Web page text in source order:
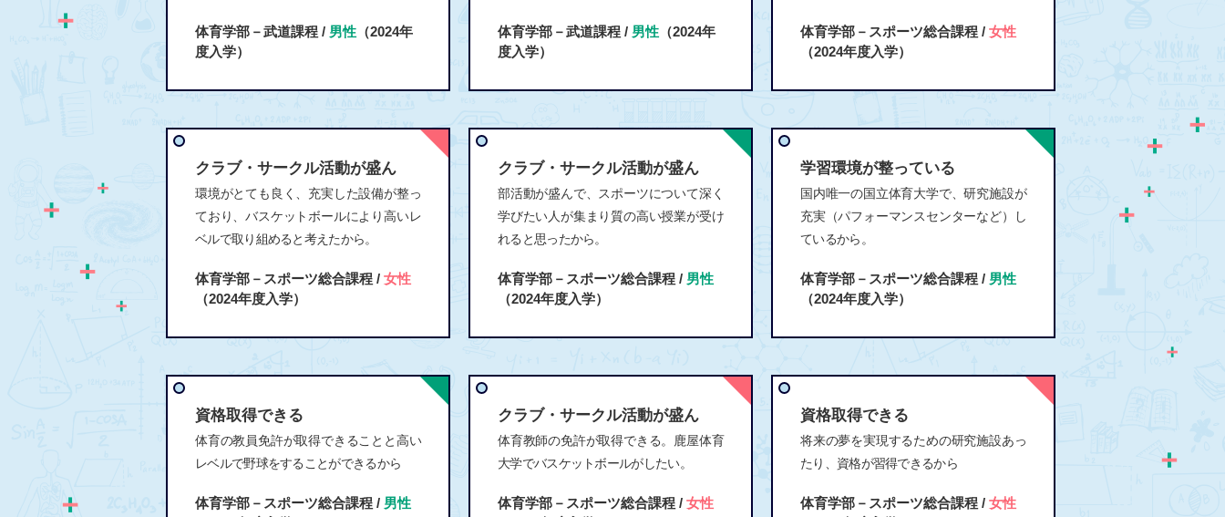
体育学部－武道課程 / 男性 （2024年
度入学）
体育学部－武道課程 / 男性 （2024年
度入学）
体育学部－スポーツ総合課程 / 女性
（2024年度入学）
クラブ・サークル活動が盛ん
環境がとても良く、充実した設備が整っ
ており、バスケットボールにより高いレ
ベルで取り組めると考えたから。
体育学部－スポーツ総合課程 / 女性
（2024年度入学）
クラブ・サークル活動が盛ん
部活動が盛んで、スポーツについて深く
学びたい人が集まり質の高い授業が受け
れると思ったから。
体育学部－スポーツ総合課程 / 男性
（2024年度入学）
学習環境が整っている
国内唯一の国立体育大学で、研究施設が
充実（パフォーマンスセンターなど）し
ているから。
体育学部－スポーツ総合課程 / 男性
（2024年度入学）
資格取得できる
体育の教員免許が取得できることと高い
レベルで野球をすることができるから
体育学部－スポーツ総合課程 / 男性
クラブ・サークル活動が盛ん
体育教師の免許が取得できる。鹿屋体育
大学でバスケットボールがしたい。
体育学部－スポーツ総合課程 / 女性
資格取得できる
将来の夢を実現するための研究施設あっ
たり、資格が習得できるから
体育学部－スポーツ総合課程 / 女性